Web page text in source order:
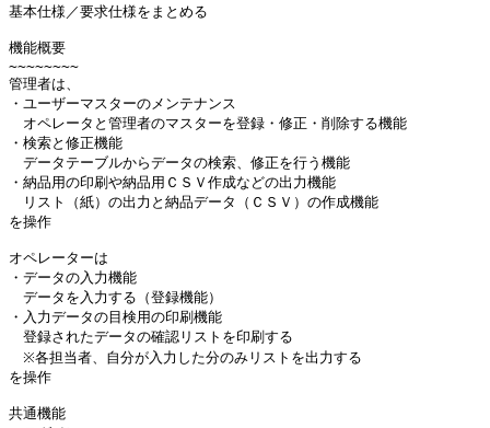
基本仕様／要求仕様をまとめる
機能概要
~~~~~~~~
管理者は、
・ユーザーマスターのメンテナンス
オペレータと管理者のマスターを登録・修正・削除する機能
・検索と修正機能
データテーブルからデータの検索、修正を行う機能
・納品用の印刷や納品用ＣＳＶ作成などの出力機能
リスト（紙）の出力と納品データ（ＣＳＶ）の作成機能
を操作
オペレーターは
・データの入力機能
データを入力する（登録機能）
・入力データの目検用の印刷機能
登録されたデータの確認リストを印刷する
※各担当者、自分が入力した分のみリストを出力する
を操作
共通機能